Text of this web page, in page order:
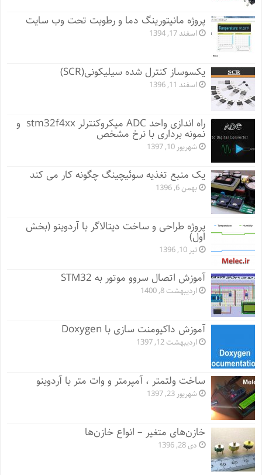
پروژه مانيتورينگ دما و رطوبت تحت وب سایت
اسفند 17, 1394
یکسوساز کنترل شده سیلیکونی(SCR)
اسفند 11, 1396
راه اندازی واحد ADC میکروکنترلر stm32f4xx و
نمونه برداری با نرخ مشخص
شهریور 10, 1397
یک منبع تغذیه سوئیچینگ چگونه کار می کند
بهمن 6, 1396
پروژه طراحی و ساخت دیتالاگر با آردوینو (بخش
اول)
تیر 10, 1396
آموزش اتصال سروو موتور به STM32
اردیبهشت 8, 1400
آموزش داکیومنت سازی با Doxygen
اردیبهشت 12, 1397
ساخت ولتمتر ، آمپرمتر و وات متر با آردوینو
شهریور 23, 1397
خازن‌های متغیر – انواع خازن‌ها
دی 28, 1396